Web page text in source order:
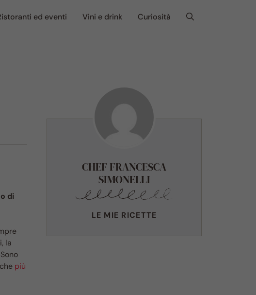
ed eventi Vini e drink Curiosità
di
la
più
CHEF FRANCESCA
SIMONELLI
LE MIE RICETTE